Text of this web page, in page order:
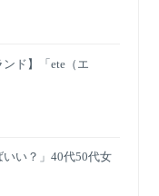
ンド】「ete（エ
いい？」40代50代女